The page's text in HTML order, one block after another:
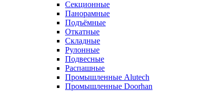
Секционные
Панорамные
Подъёмные
Откатные
Складные
Рулонные
Подвесные
Распашные
Промышленные Alutech
Промышленные Doorhan